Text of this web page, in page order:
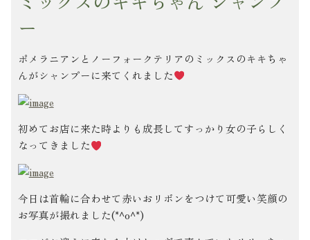
ー
ポメラニアンとノーフォークテリアのミックスのキキちゃ
んがシャンプーに来てくれました
初めてお店に来た時よりも成長してすっかり女の子らしく
なってきました
今日は首輪に合わせて赤いおリボンをつけて可愛い笑顔の
お写真が撮れました(*^o^*)